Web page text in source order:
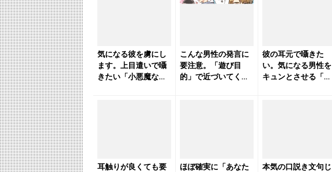
気になる彼を虜にし
ます。上目遣いで囁
きたい「小悪魔なセ
こんな男性の発言に
要注意。「遊び目
的」で近づいてくる
彼の耳元で囁きた
い。気になる男性を
キュンとさせる「小
耳触りが良くても要
ほぼ確実に「あなた
本気の口説き文句じ